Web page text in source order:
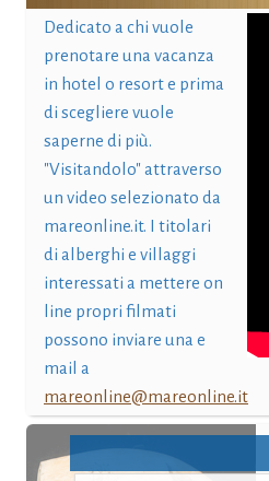
Dedicato a chi vuole
prenotare una vacanza
in hotel o resort e prima
di scegliere vuole
saperne di più.
"Visitandolo" attraverso
un video selezionato da
mareonline.it. I titolari
di alberghi e villaggi
interessati a mettere on
line propri filmati
possono inviare una e
mail a
mareonline@mareonline.it